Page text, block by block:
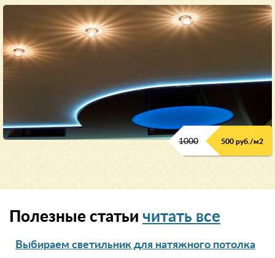
1000 500 руб./м2
Полезные статьи читать все
Выбираем светильник для натяжного потолка